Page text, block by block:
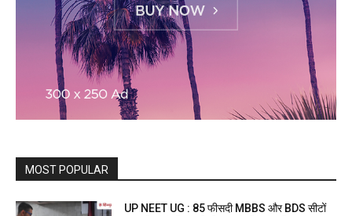
MOST POPULAR
UP NEET UG : 85 फीसदी MBBS और BDS सीटों